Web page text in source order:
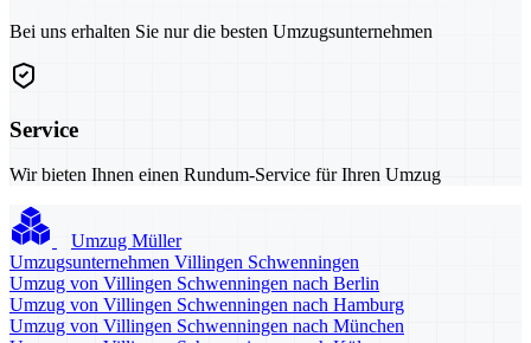
Bei uns erhalten Sie nur die besten Umzugsunternehmen
Service
Wir bieten Ihnen einen Rundum-Service für Ihren Umzug
Umzug Müller
Umzugsunternehmen Villingen Schwenningen
Umzug von Villingen Schwenningen nach Berlin
Umzug von Villingen Schwenningen nach Hamburg
Umzug von Villingen Schwenningen nach München